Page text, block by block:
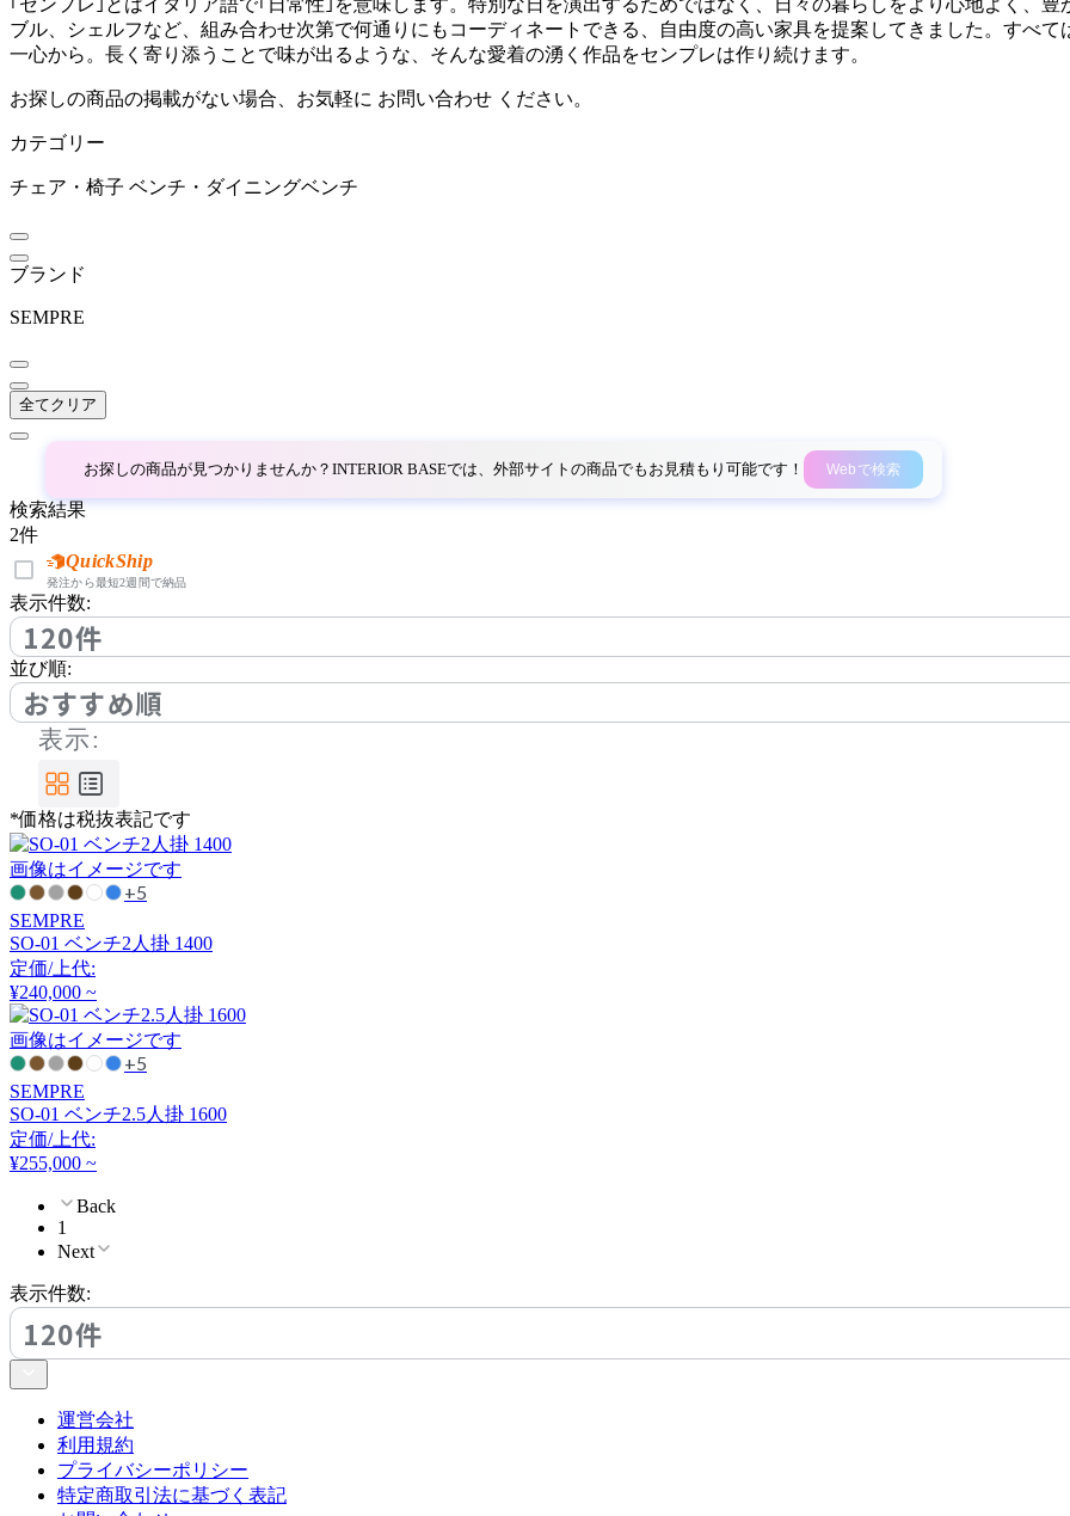
ボーコンセプト
バイインテリアズ
CARBON STOCK FURNI
TURE
カーボンストックファニ
COLOS
FURNITURE SUPPLY
コンプレックスユニバー
サルファニチャーサプラ
イ
カンディハウス
cosine
コサイン
CRUSH CRASH PROJECT
クラッシュクラッシュプ
ロジェクト
DULTON
ダルトン
EDDA
エッダ
extremis
FDB Møbler
｢センプレ｣とはイタリア語で｢日常性｣を意味します。特別な日を演出するためではなく、日々の暮らしをより心地よく、
ブル、シェルフなど、組み合わせ次第で何通りにもコーディネートできる、自由度の高い家具を提案してきました。すべ
一心から。長く寄り添うことで味が出るような、そんな愛着の湧く作品をセンプレは作り続けます。
お探しの商品の掲載がない場合、お気軽に お問い合わせ ください。
カテゴリー
チェア・椅子 ベンチ・ダイニングベンチ
ブランド
SEMPRE
全てクリア
お探しの商品が見つかりませんか？INTERIOR BASEでは、外部サイトの商品でもお見積もり可能です！ Webで検索
検索結果
2件
QuickShip
発注から最短2週間で納品
表示件数:
120件
並び順:
おすすめ順
表示:
*価格は税抜表記です
画像はイメージです
+5
SEMPRE
SO-01 ベンチ2人掛 1400
定価/上代:
¥240,000 ~
画像はイメージです
+5
SEMPRE
SO-01 ベンチ2.5人掛 1600
定価/上代:
¥255,000 ~
Back
1
Next
表示件数:
120件
運営会社
利用規約
プライバシーポリシー
特定商取引法に基づく表記